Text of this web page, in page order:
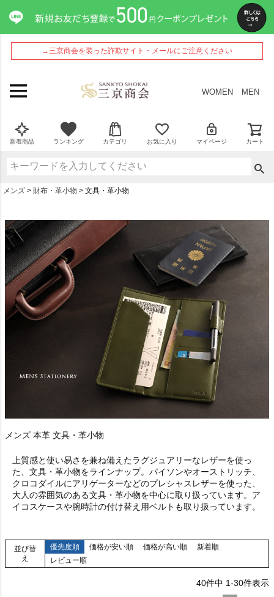
→三京商会を装った詐欺サイト・メールにご注意ください
WOMEN MEN
新着商品 ランキング カテゴリ お気に入り マイページ カート
メンズ 財布・革小物 文具・革小物
メンズ 本革 文具・革小物
上質感と使い易さを兼ね備えたラグジュアリーなレザーを使っ
た、文具・革小物をラインナップ。パイソンやオーストリッチ、
クロコダイルにアリゲーターなどのプレシャスレザーを使った、
大人の雰囲気のある文具・革小物を中心に取り扱っています。ア
イコスケースや腕時計の付け替え用ベルトも取り扱っています。
並び替
え
優先度順 価格が安い順 価格が高い順
新着順
レビュー順
40件中 1-30件表示